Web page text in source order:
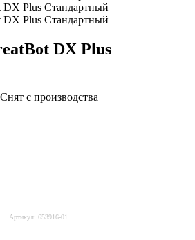
DX Plus
Снят с производства
Артикул: 653916-01